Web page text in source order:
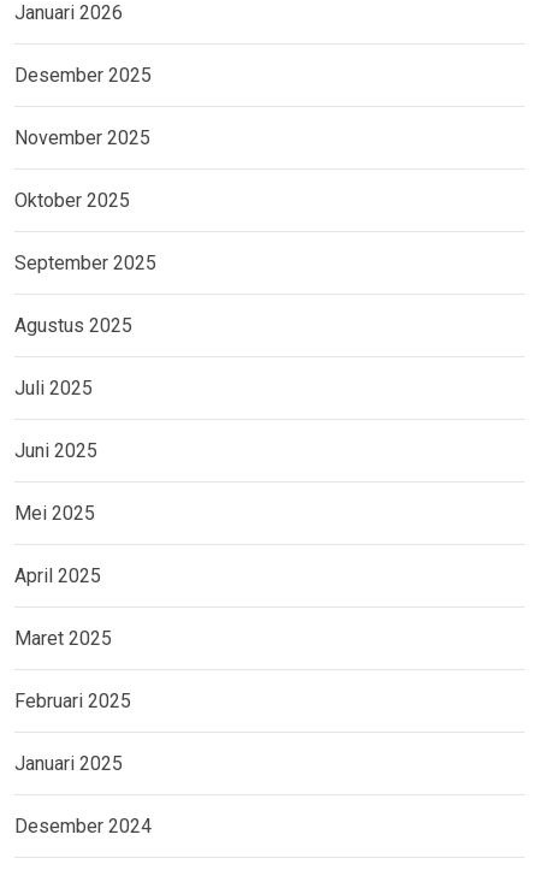
Januari 2026
Desember 2025
November 2025
Oktober 2025
September 2025
Agustus 2025
Juli 2025
Juni 2025
Mei 2025
April 2025
Maret 2025
Februari 2025
Januari 2025
Desember 2024